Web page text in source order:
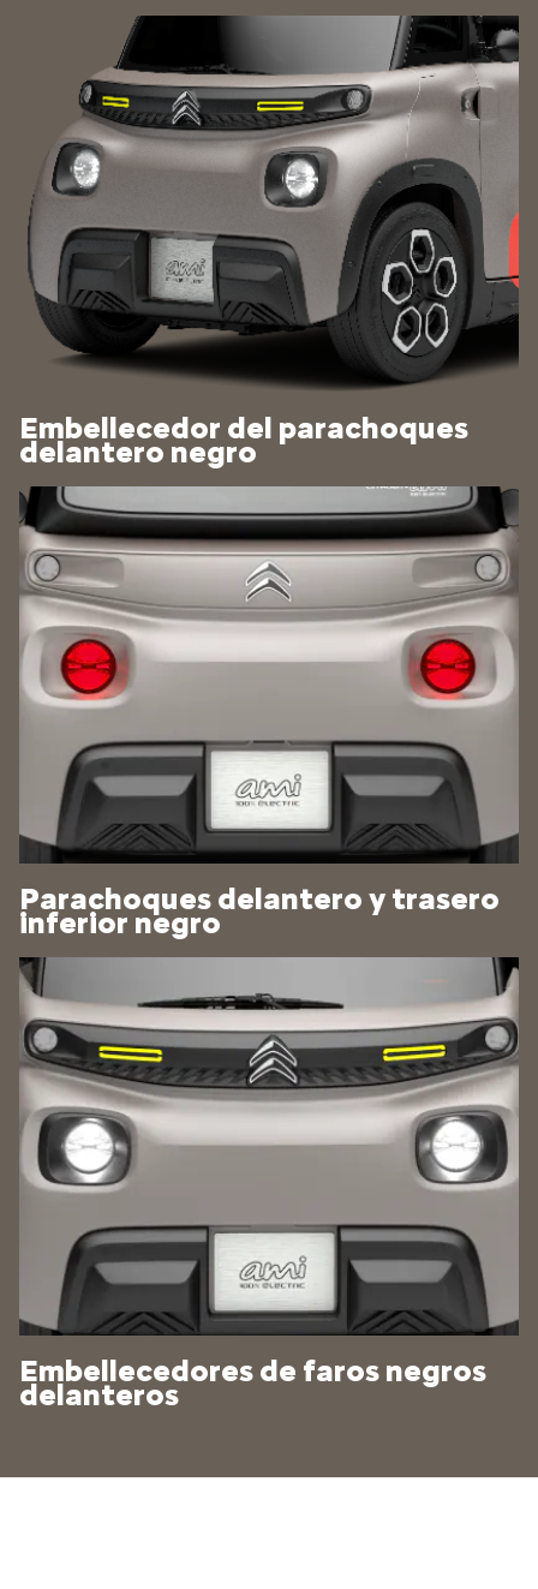
Embellecedor del parachoques
delantero negro
Parachoques delantero y trasero
inferior negro
Embellecedores de faros negros
delanteros